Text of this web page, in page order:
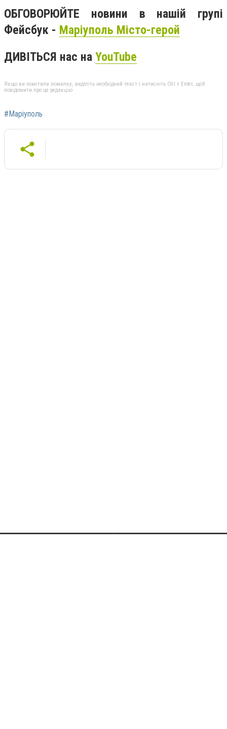
ОБГОВОРЮЙТЕ новини в нашій групі
Фейсбук - Маріуполь Місто-герой
ДИВІТЬСЯ нас на YouTube
Якщо ви помітили помилку, виділіть необхідний текст і натисніть Ctrl + Enter, щоб
повідомити про це редакцію
#Маріуполь